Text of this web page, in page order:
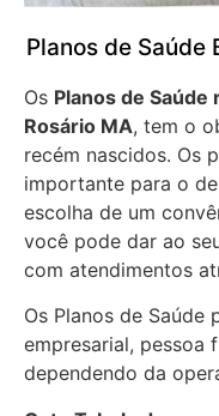
Planos de Saúde
Os Planos de
Rosário MA, tem o
recém nascidos. Os
importante para o
escolha de um
você pode dar ao
com atendimentos
Os Planos de Saúde
empresarial, pessoa
dependendo da